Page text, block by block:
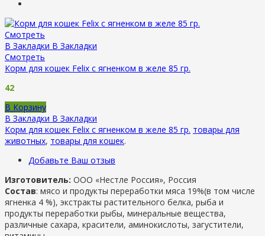
Смотреть
В Закладки В Закладки
Смотреть
Корм для кошек Felix с ягненком в желе 85 гр.
42
В Корзину
В Закладки В Закладки
Корм для кошек Felix с ягненком в желе 85 гр. товары для
животных, товары для кошек.
Добавьте Ваш отзыв
Изготовитель: ООО «Нестле Россия», Россия
Состав: мясо и продукты переработки мяса 19%(в том числе
ягненка 4 %), экстракты растительного белка, рыба и
продукты переработки рыбы, минеральные вещества,
различные сахара, красители, аминокислоты, загустители,